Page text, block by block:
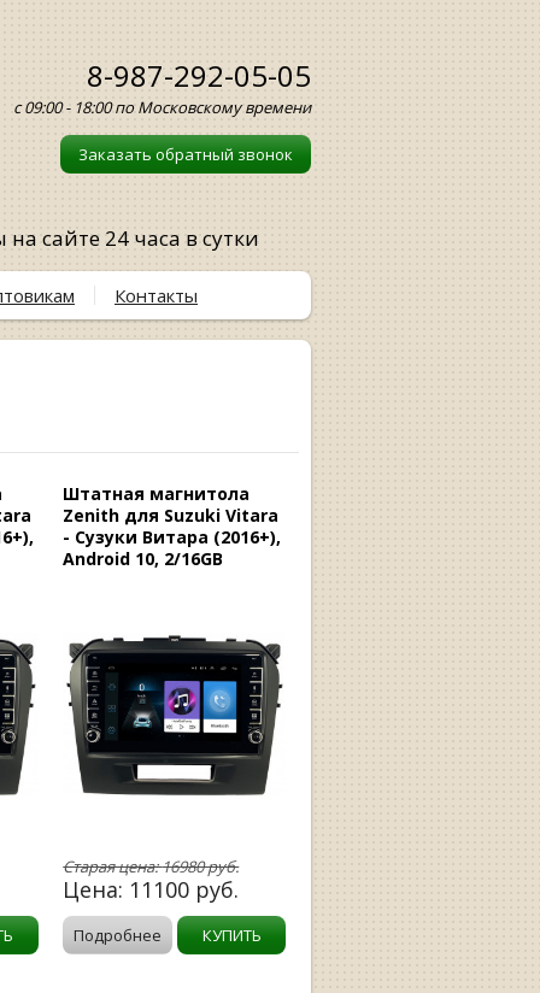
8-987-292-05-05
с 09:00 - 18:00 по Московскому времени
Заказать обратный звонок
сайте 24 часа в сутки
Контакты
Штатная магнитола
Zenith для Suzuki Vitara
- Сузуки Витара (2016+),
Android 10, 2/16GB
Старая цена:16980руб.
Цена: 11100 руб.
Подробнее КУПИТЬ